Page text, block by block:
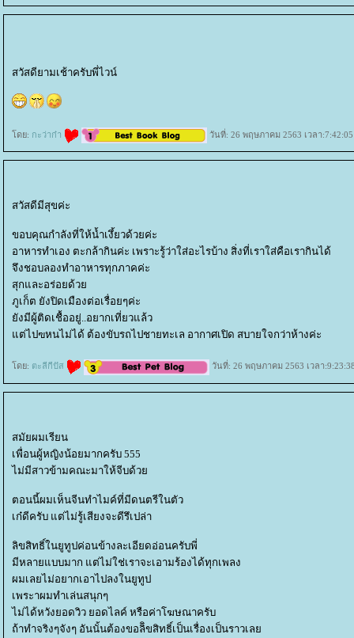
สวัสดียามเช้าครับพี่ไวน์
ดย: กะว่าก๋า วันที่: 26 พฤษภาคม 2563 เวลา
สวัสดีมีสุขค่ะ
ขอบคุณกำลังที่ให้น้ำเงึ้ยวด้วยค่ะ
อาหารทำเอง ตะกล้ากินค่ะ เพราะรู้ว่าใส่อะไรบ้าง สิ่งที่เราใส่คือเรากินได้
จึงชอบลองทำอาหารทุกภาคค่ะ
สุกและอร่อยด้ว
ภูเก็ต ยังปิดเมืองต่อเรื่อยๆค่ะ
ังมีผู้ติดเชื้ออยู่..อยากเที่ยวแล้ว
ต่ไปฃหนไม่ได้ ต้องขับรถไปชายทะเล อากาศเปิด สบายใจกว่าห้างค่ะ
ดย: ตะลีกีปัส วันที่: 26 พฤษภาคม 2563 เวลา
สมัยผมเรียน
เพื่อนผู้หญิงน้อยมากครับ 555
ไม่มีสาวข้ามคณะมาให้จีบด้ว
ตอนนี้ผมเห็นจีนทำไมค์ที่มีดนตรีในตัว
เก๋ดีครับ แต่ไม่รู้เสียงจะดีรึเปล่า
ลิขสิทธิ์ในยูทูปค่อนข้างละเอียดอ่อนครับพี่
มีหลายแบบมาก แต่ไม่ใช่เราจะเอามร้องได้ทุกเพลง
ผมเลยไม่อยากเอาไปลงในยูทูป
เพระาผมทำเล่นสนุกๆ
ไม่ได้หวังยอดวิว ยอดไลค์ หรือค่าโฆษณาครับ
ถ้าทำจริงๆจังๆ อันนั้นต้องขอลิิขสิทธิ์เป็นเรื่องเป็นราวเล